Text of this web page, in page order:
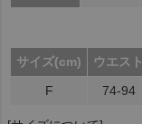
サイズ(cm) ウエスト
F
74-94